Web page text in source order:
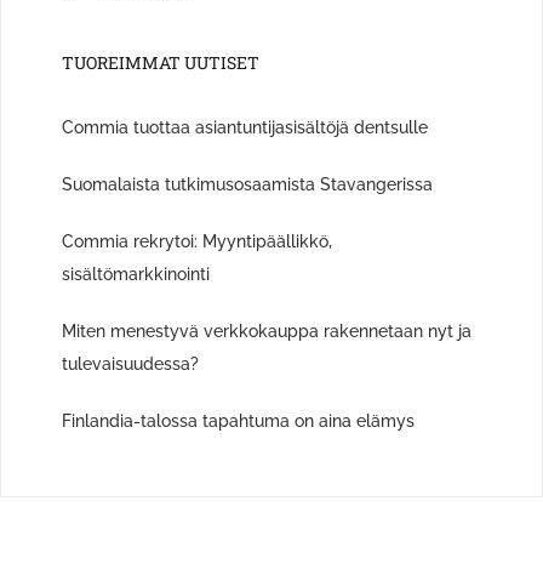
TUOREIMMAT UUTISET
Commia tuottaa asiantuntijasisältöjä dentsulle
Suomalaista tutkimusosaamista Stavangerissa
Commia rekrytoi: Myyntipäällikkö,
sisältömarkkinointi
Miten menestyvä verkkokauppa rakennetaan nyt ja
tulevaisuudessa?
Finlandia-talossa tapahtuma on aina elämys